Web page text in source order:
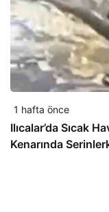
1 hafta önce
Ilıcalar’da Sıcak
Kenarında